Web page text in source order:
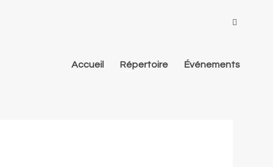
Accueil Répertoire Événements